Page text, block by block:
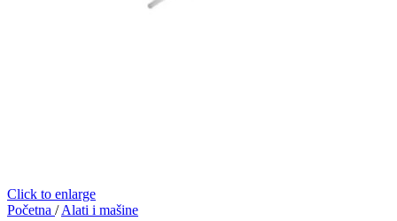
Click to enlarge
Početna / Alati i mašine